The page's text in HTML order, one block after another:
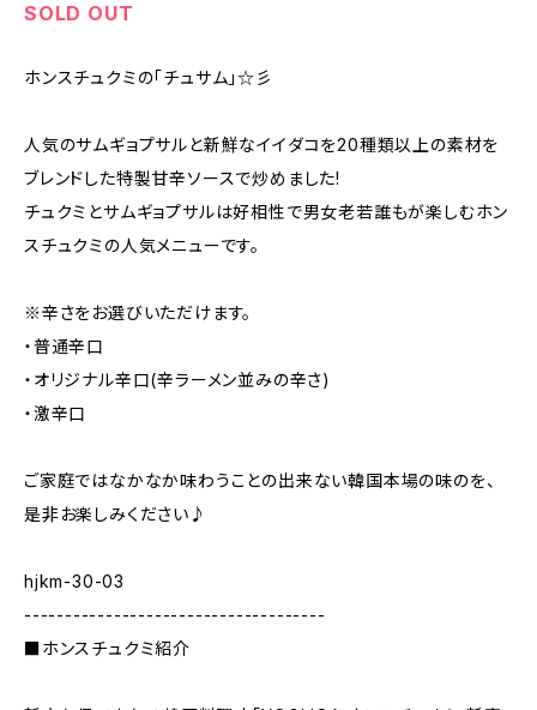
SOLD OUT
ホンスチュクミの「チュサム」☆彡
人気のサムギョプサルと新鮮なイイダコを20種類以上の素材を
ブレンドした特製甘辛ソースで炒めました!
チュクミとサムギョプサルは好相性で男女老若誰もが楽しむホン
スチュクミの人気メニューです。
※辛さをお選びいただけます。
・普通辛口
・オリジナル辛口(辛ラーメン並みの辛さ)
・激辛口
ご家庭ではなかなか味わうことの出来ない韓国本場の味のを、
是非お楽しみください♪
hjkm-30-03
-------------------------------------
■ホンスチュクミ紹介